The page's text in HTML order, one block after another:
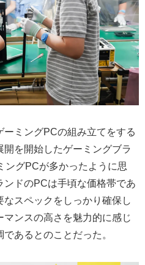
ミングPCの組み立てをする
を開始したゲーミングブラ
ングPCが多かったように思
ンドのPCは手頃な価格帯であ
スペックをしっかり確保し
ンスの高さを魅力的に感じ
あるとのことだった。